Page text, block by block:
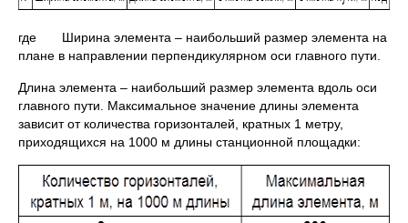
где Ширина элемента – наибольший размер элемента на
плане в направлении перпендикулярном оси главного пути.
Длина элемента – наибольший размер элемента вдоль оси
главного пути. Максимальное значение длины элемента
зависит от количества горизонталей, кратных 1 метру,
приходящихся на 1000 м длины станционной площадки: